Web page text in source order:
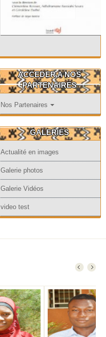
ACCEDER A NOS
PARTENAIRES
Nos Partenaires
GALERIES
Actualité en images
Galerie photos
Galerie Vidéos
video test